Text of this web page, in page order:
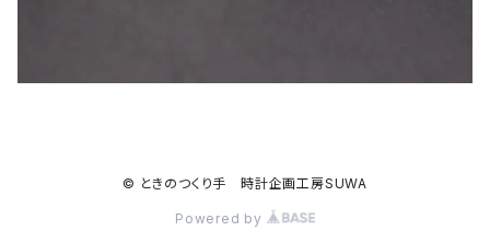
© ときのつくり手 時計企画工房SUWA
Powered by